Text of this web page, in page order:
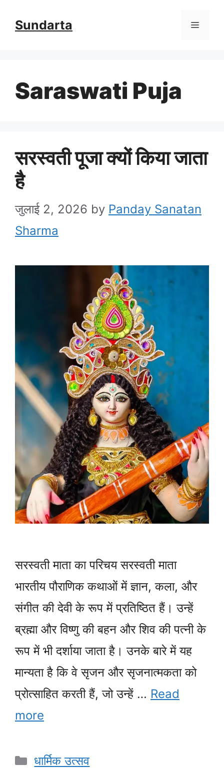
Sundarta Menu
Saraswati Puja
सरस्वती पूजा क्यों किया जाता
है
जुलाई 2, 2026 by Panday Sanatan
Sharma
सरस्वती माता का परिचय सरस्वती माता
भारतीय पौराणिक कथाओं में ज्ञान, कला, और
संगीत की देवी के रूप में प्रतिष्ठित हैं। उन्हें
ब्रह्मा और विष्णु की बहन और शिव की पत्नी के
रूप में भी दर्शाया जाता है। उनके बारे में यह
मान्यता है कि वे सृजन और सृजनात्मकता को
प्रोत्साहित करती हैं, जो उन्हें … Read
more
Categories
धार्मिक उत्सव